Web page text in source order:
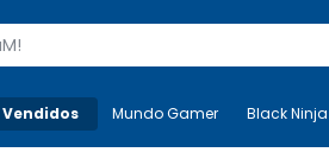
Mais-v- Mundo Gamer
Mundo Gamer Black Ninja